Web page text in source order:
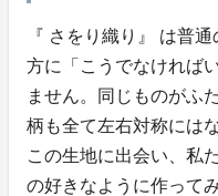
『 さをり織り』 は普
方に「こうでなければ
ません。同じものがふ
柄も全て左右対称には
この生地に出会い、私
の好きなように作って